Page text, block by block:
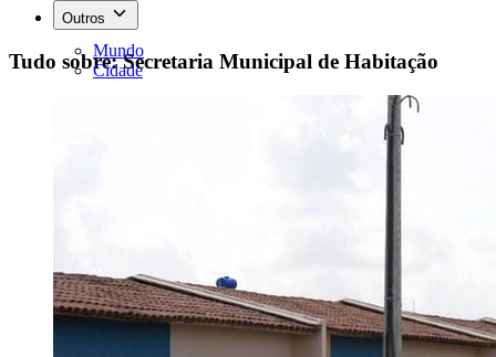
Outros
Mundo
Cidade
Tudo sobre: Secretaria Municipal de Habitação